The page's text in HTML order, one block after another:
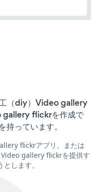
（diy）Video gallery
flickrを作成で
っています。
flickrアプリ、または
gallery flickrを提供す
します。